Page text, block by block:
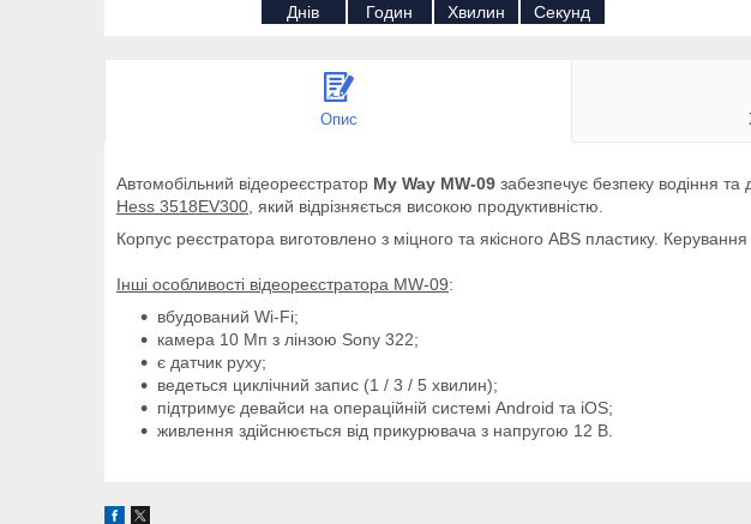
Днів Годин Хвилин Секунд
Опис
Автомобільний відеореєстратор My Way MW-09 забезпечує безпеку водіння
Hess 3518EV300 , який відрізняється високою продуктивністю.
Корпус реєстратора виготовлено з міцного та якісного ABS пластику.
Інші особливості відеореєстратора MW-09:
вбудований Wi-Fi;
камера 10 Мп з лінзою Sony 322;
є датчик руху;
ведеться циклічний запис (1 / 3 / 5 хвилин);
підтримує девайси на операційній системі Android та iOS;
живлення здійснюється від прикурювача з напругою 12 В.